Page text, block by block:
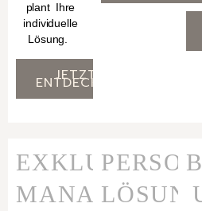
plant Ihre
individuelle
Lösung.
JETZT
ENTDECKEN
EXKLUSIVE